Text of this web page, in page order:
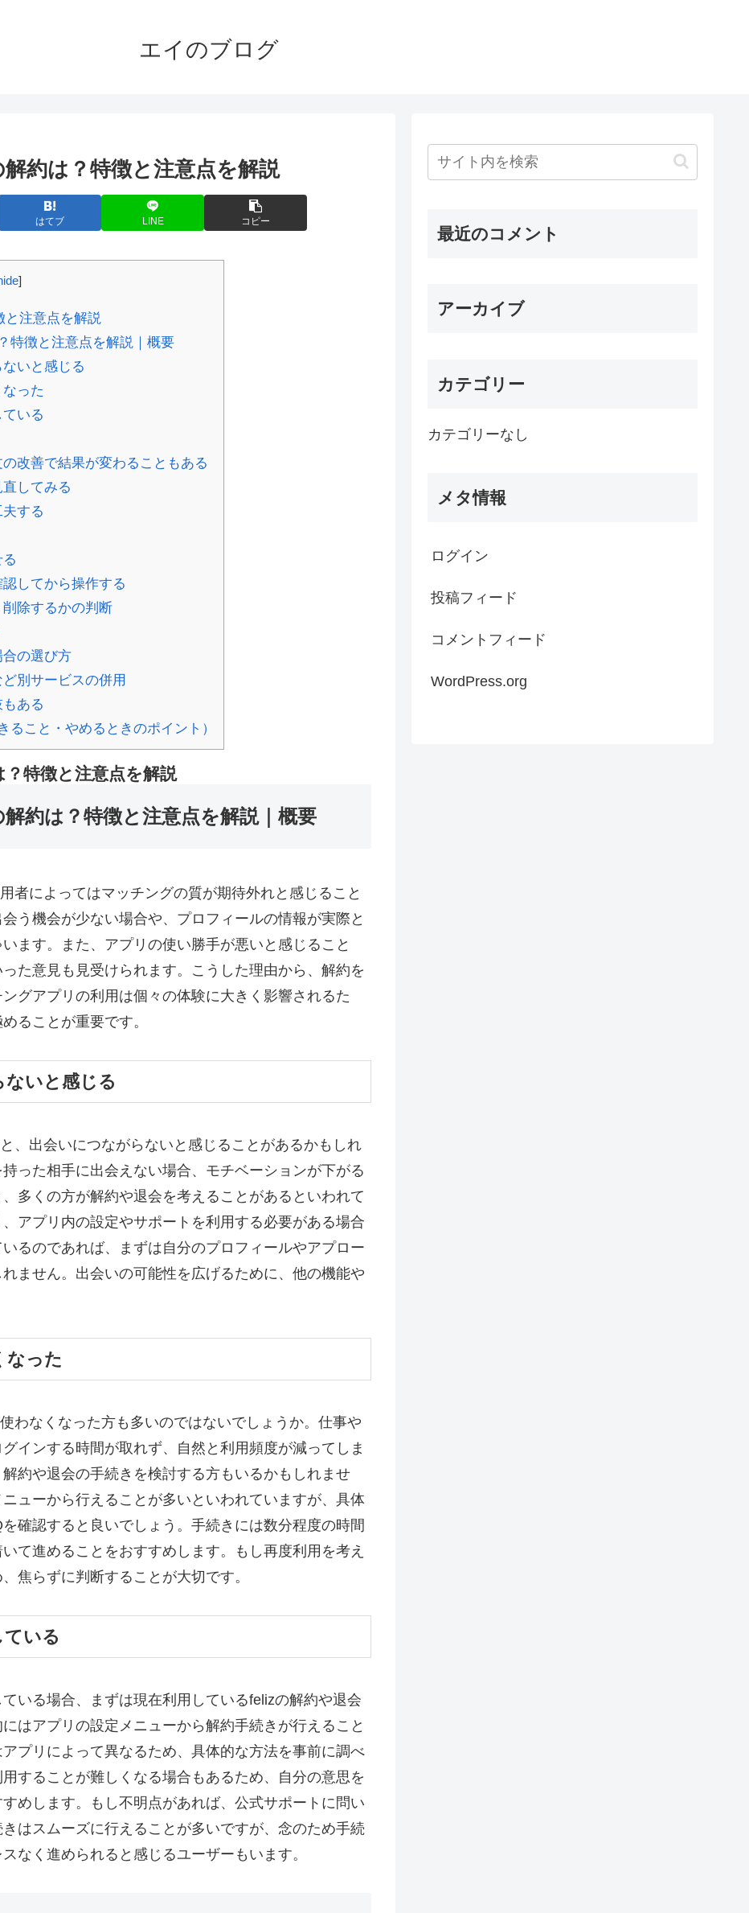
エイのブログ
約は？特徴と注意点を解説
はてブ LINE コピー
]
と注意点を解説
特徴と注意点を解説｜概要
いと感じる
った
いる
改善で結果が変わることもある
してみる
する
してから操作する
除するかの判断
の選び方
別サービスの併用
ある
こと・やめるときのポイント）
特徴と注意点を解説
約は？特徴と注意点を解説｜概要
者によってはマッチングの質が期待外れと感じること
う機会が少ない場合や、プロフィールの情報が実際と
ます。また、アプリの使い勝手が悪いと感じること
た意見も見受けられます。こうした理由から、解約を
グアプリの利用は個々の体験に大きく影響されるた
ることが重要です。
いと感じる
、出会いにつながらないと感じることがあるかもしれ
った相手に出会えない場合、モチベーションが下がる
多くの方が解約や退会を考えることがあるといわれて
アプリ内の設定やサポートを利用する必要がある場合
るのであれば、まずは自分のプロフィールやアプロー
ません。出会いの可能性を広げるために、他の機能や
なった
わなくなった方も多いのではないでしょうか。仕事や
インする時間が取れず、自然と利用頻度が減ってしま
約や退会の手続きを検討する方もいるかもしれませ
ューから行えることが多いといわれていますが、具体
確認すると良いでしょう。手続きには数分程度の時間
て進めることをおすすめします。もし再度利用を考え
焦らずに判断することが大切です。
いる
いる場合、まずは現在利用しているfelizの解約や退会
はアプリの設定メニューから解約手続きが行えること
プリによって異なるため、具体的な方法を事前に調べ
することが難しくなる場合もあるため、自分の意思を
めします。もし不明点があれば、公式サポートに問い
はスムーズに行えることが多いですが、念のため手続
なく進められると感じるユーザーもいます。
最近のコメント
アーカイブ
カテゴリー
カテゴリーなし
メタ情報
ログイン
投稿フィード
コメントフィード
WordPress.org